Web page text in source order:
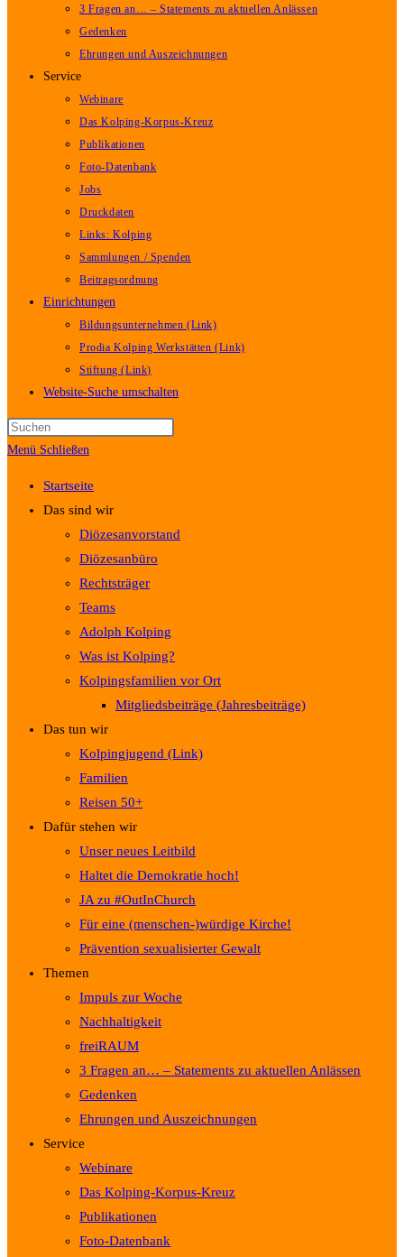
3 Fragen an… – Statements zu aktuellen Anlässen
Gedenken
Ehrungen und Auszeichnungen
Service
Webinare
Das Kolping-Korpus-Kreuz
Publikationen
Foto-Datenbank
Jobs
Druckdaten
Links: Kolping
Sammlungen / Spenden
Beitragsordnung
Einrichtungen
Bildungsunternehmen (Link)
Prodia Kolping Werkstätten (Link)
Stiftung (Link)
Website-Suche umschalten
Menü Schließen
Startseite
Das sind wir
Diözesanvorstand
Diözesanbüro
Rechtsträger
Teams
Adolph Kolping
Was ist Kolping?
Kolpingsfamilien vor Ort
Mitgliedsbeiträge (Jahresbeiträge)
Das tun wir
Kolpingjugend (Link)
Familien
Reisen 50+
Dafür stehen wir
Unser neues Leitbild
Haltet die Demokratie hoch!
JA zu #OutInChurch
Für eine (menschen-)würdige Kirche!
Prävention sexualisierter Gewalt
Themen
Impuls zur Woche
Nachhaltigkeit
freiRAUM
3 Fragen an… – Statements zu aktuellen Anlässen
Gedenken
Ehrungen und Auszeichnungen
Service
Webinare
Das Kolping-Korpus-Kreuz
Publikationen
Foto-Datenbank